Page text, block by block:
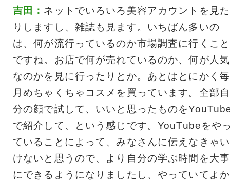
吉田： ネットでいろいろ美容アカウントを見た
りしますし、雑誌も見ます。いちばん多いの
は、何が流行っているのか市場調査に行くこと
ですね。お店で何が売れているのか、何が人気
なのかを見に行ったりとか。あとはとにかく毎
月めちゃくちゃコスメを買っています。全部自
分の顔で試して、いいと思ったものを
で紹介して、という感じです。YouTubeをや
ていることによって、みなさんに伝えなきゃい
けないと思うので、より自分の学ぶ時間を大事
にできるようになりましたし、やっていてよか